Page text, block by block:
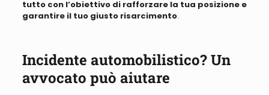
tutto con l’obiettivo di rafforzare la tua posizione e
garantire il tuo giusto risarcimento.
Incidente automobilistico? Un
avvocato può aiutare